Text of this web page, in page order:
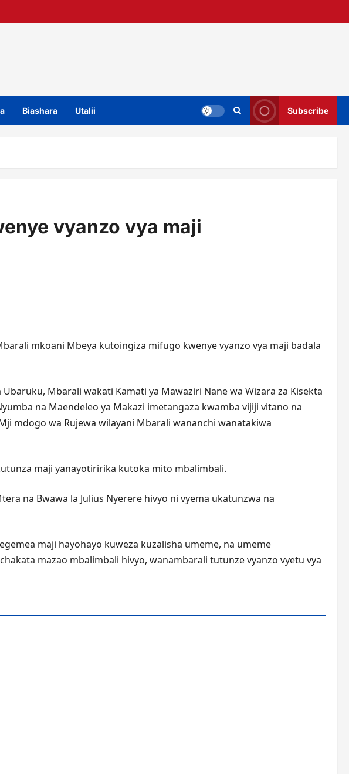
Biashara Utalii Subscribe
vyanzo vya maji
mkoani Mbeya kutoingiza mifugo kwenye vyanzo vya maji badala
Mbarali wakati Kamati ya Mawaziri Nane wa Wizara za Kisekta
na Maendeleo ya Makazi imetangaza kwamba vijiji vitano na
mdogo wa Rujewa wilayani Mbarali wananchi wanatakiwa
maji yanayotiririka kutoka mito mbalimbali.
na Bwawa la Julius Nyerere hivyo ni vyema ukatunzwa na
maji hayohayo kuweza kuzalisha umeme, na umeme
mazao mbalimbali hivyo, wanambarali tutunze vyanzo vyetu vya